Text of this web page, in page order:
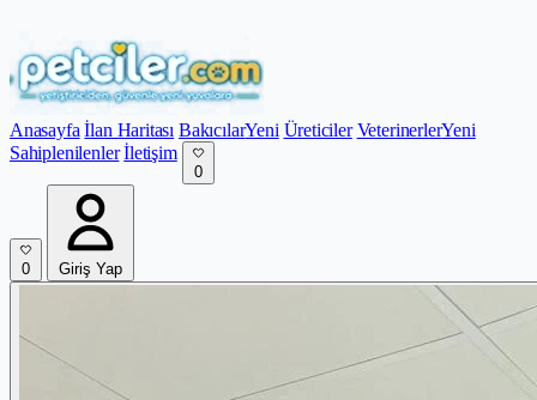
Anasayfa İlan Haritası BakıcılarYeni Üreticiler VeterinerlerYeni
Sahiplenilenler İletişim
0
0 Giriş Yap